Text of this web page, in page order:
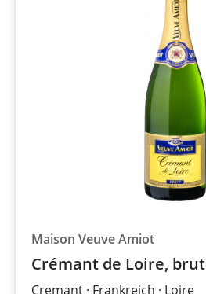
Maison Veuve Amiot
Crémant de Loire, brut
Cremant Frankreich Loire